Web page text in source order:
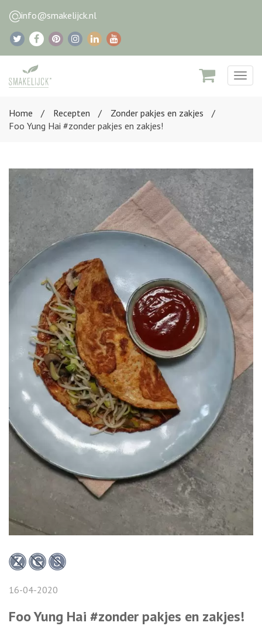
info@smakelijck.nl
Home
Recepten
Zonder pakjes en zakjes
Foo Yung Hai #zonder pakjes en zakjes!
16-04-2020
Foo Yung Hai #zonder pakjes en zakjes!